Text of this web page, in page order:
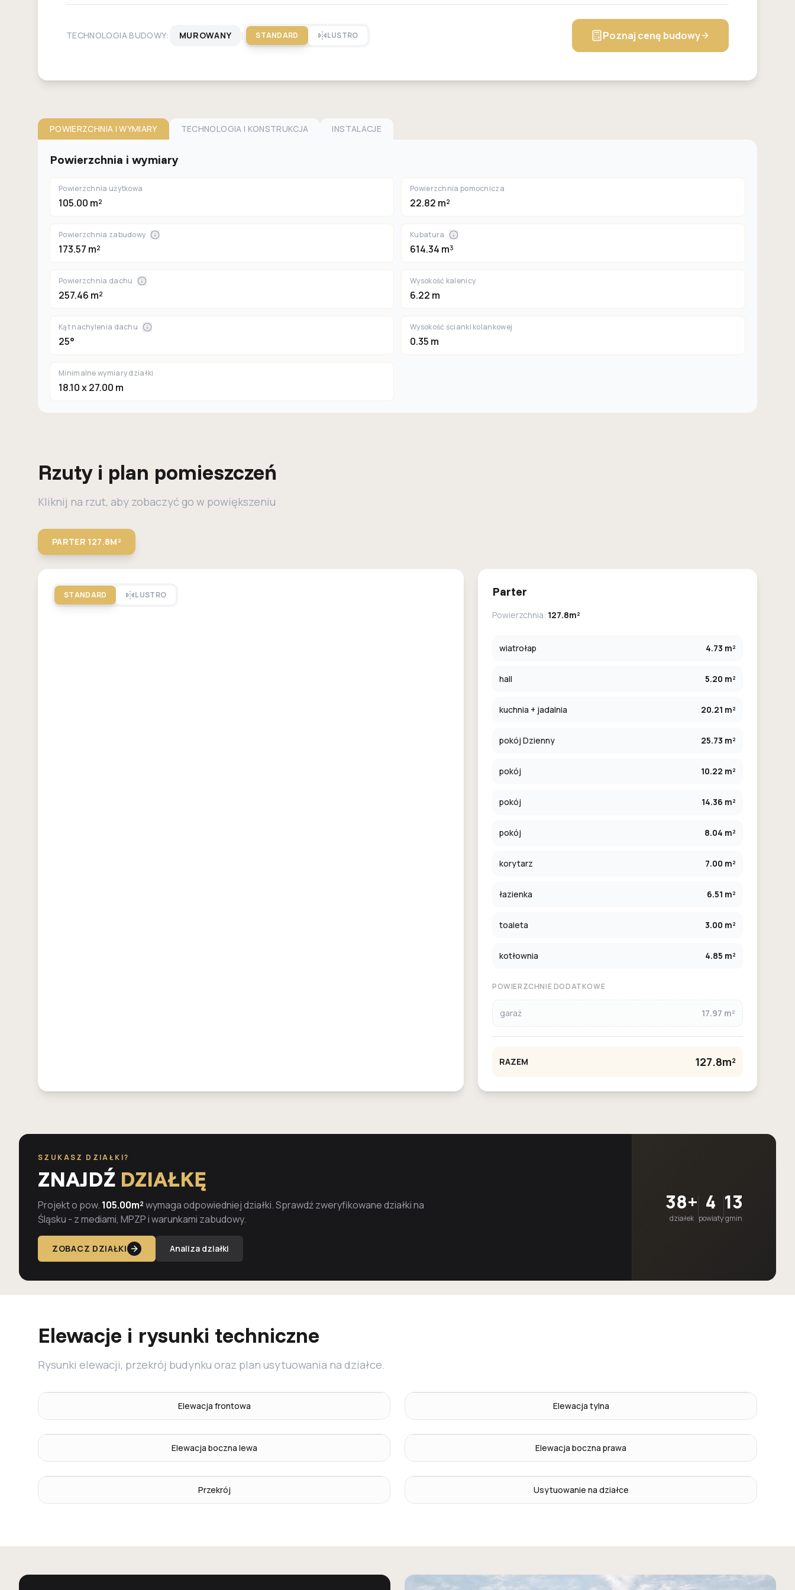
TECHNOLOGIA BUDOWY: MUROWANY | STANDARD LUSTRO Poznaj cenę budowy
POWIERZCHNIA I WYMIARY TECHNOLOGIA I KONSTRUKCJA INSTALACJE
Powierzchnia i wymiary
Powierzchnia użytkowa
105.00 m²
Powierzchnia pomocnicza
22.82 m²
Powierzchnia zabudowy
173.57 m²
Kubatura
614.34 m³
Powierzchnia dachu
257.46 m²
Wysokość kalenicy
6.22 m
Kąt nachylenia dachu
25°
Wysokość ścianki kolankowej
0.35 m
Minimalne wymiary działki
18.10 x 27.00 m
Rzuty i plan pomieszczeń
Kliknij na rzut, aby zobaczyć go w powiększeniu
PARTER 127.8M²
STANDARD LUSTRO Parter
Powierzchnia: 127.8m²
wiatrołap 4.73 m²
hall 5.20 m²
kuchnia + jadalnia 20.21 m²
pokój Dzienny 25.73 m²
pokój 10.22 m²
pokój 14.36 m²
pokój 8.04 m²
korytarz 7.00 m²
łazienka 6.51 m²
toaleta 3.00 m²
kotłownia 4.85 m²
POWIERZCHNIE DODATKOWE
garaż 17.97 m²
RAZEM 127.8m²
SZUKASZ DZIAŁKI?
ZNAJDŹ DZIAŁKĘ
Projekt o pow. 105.00m²wymaga odpowiedniej działki. Sprawdź zweryfikowane działki na
Śląsku - z mediami, MPZP i warunkami zabudowy.
ZOBACZ DZIAŁKI Analiza działki
38+
działek
4
powiaty
13
gmin
Elewacje i rysunki techniczne
Rysunki elewacji, przekrój budynku oraz plan usytuowania na działce.
Elewacja frontowa Elewacja tylna
Elewacja boczna lewa Elewacja boczna prawa
Przekrój Usytuowanie na działce